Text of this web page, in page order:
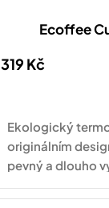
Ecoffee
319 Kč
Ekologický
originálním
pevný a dlouho
pro každodenní